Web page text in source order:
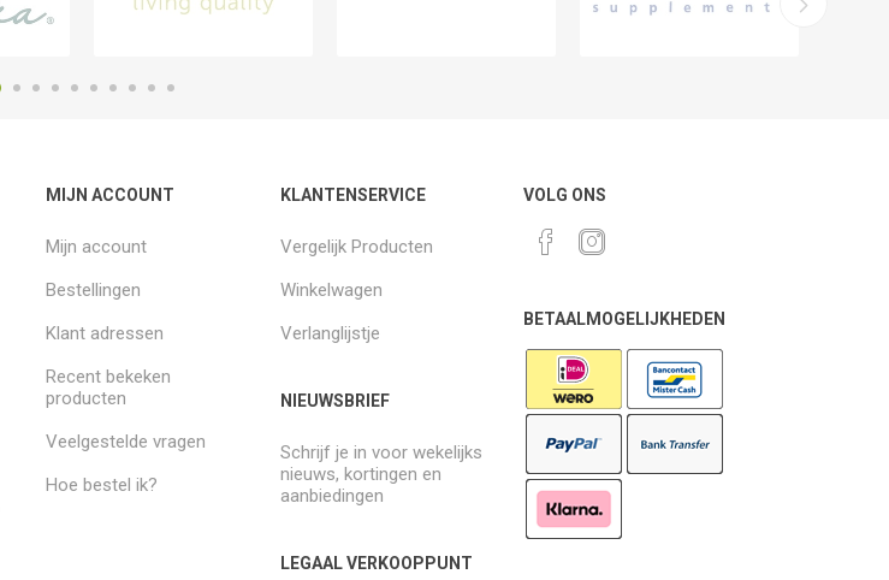
MIJN ACCOUNT
Mijn account
Bestellingen
Klant adressen
Recent bekeken
producten
Veelgestelde vragen
Hoe bestel ik?
KLANTENSERVICE
Vergelijk Producten
Winkelwagen
Verlanglijstje
NIEUWSBRIEF
Schrijf je in voor wekelijks
nieuws, kortingen en
aanbiedingen
LEGAAL VERKOOPPUNT
VOLG ONS
BETAALMOGELIJKHEDEN